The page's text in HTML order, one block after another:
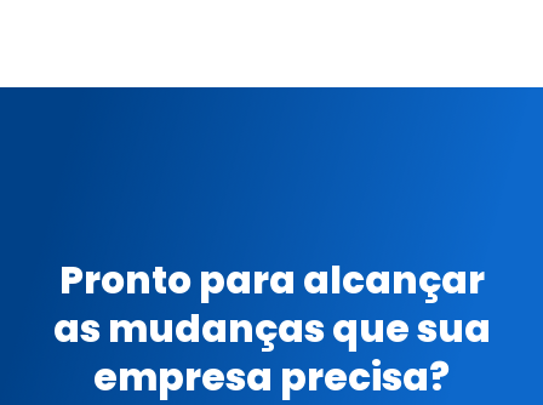
Pronto para alcançar
as mudanças que sua
empresa precisa?